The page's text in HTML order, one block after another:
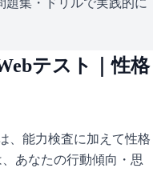
題集・ドリルで実践的に
テスト｜性格
、能力検査に加えて性格
あなたの行動傾向・思